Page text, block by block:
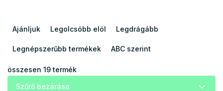
e
m
k
Ajánljuk Legolcsóbb elöl Legdrágább
Legnépszerűbb termékek ABC szerint
összesen 19termék
Szűrő bezárása